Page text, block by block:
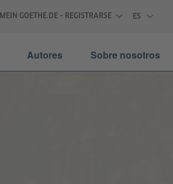
MEIN GOETHE.DE – REGISTRARSE
ES
Autores Sobre nosotros